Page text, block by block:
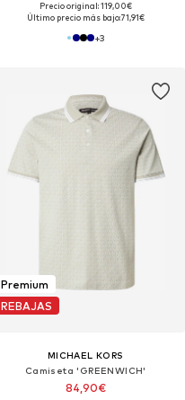
Precio original: 119,00€
Último precio más bajo:71,91€
+3
Premium
REBAJAS
MICHAEL KORS
Camiseta 'GREENWICH'
84,90€